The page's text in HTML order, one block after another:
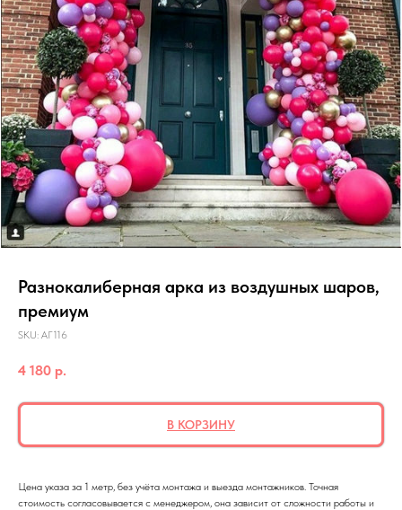
Разнокалиберная арка из воздушных шаров,
премиум
SKU: АГ116
4 180 р.
В КОРЗИНУ
Цена указа за 1 метр, без учёта монтажа и выезда монтажников. Точная
стоимость согласовывается с менеджером, она зависит от сложности работы и